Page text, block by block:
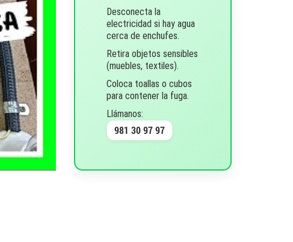
Desconecta la
electricidad si hay agua
cerca de enchufes.
Retira objetos sensibles
(muebles, textiles).
Coloca toallas o cubos
para contener la fuga.
Llámanos:
981 30 97 97